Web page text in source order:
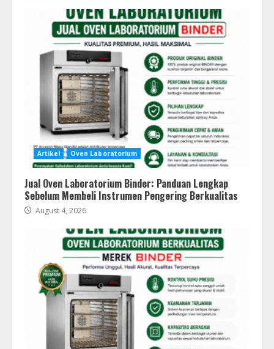
Artikel Oven Laboratorium
Jual Oven Laboratorium Binder: Panduan Lengkap
Sebelum Membeli Instrumen Pengering Berkualitas
August 4, 2026